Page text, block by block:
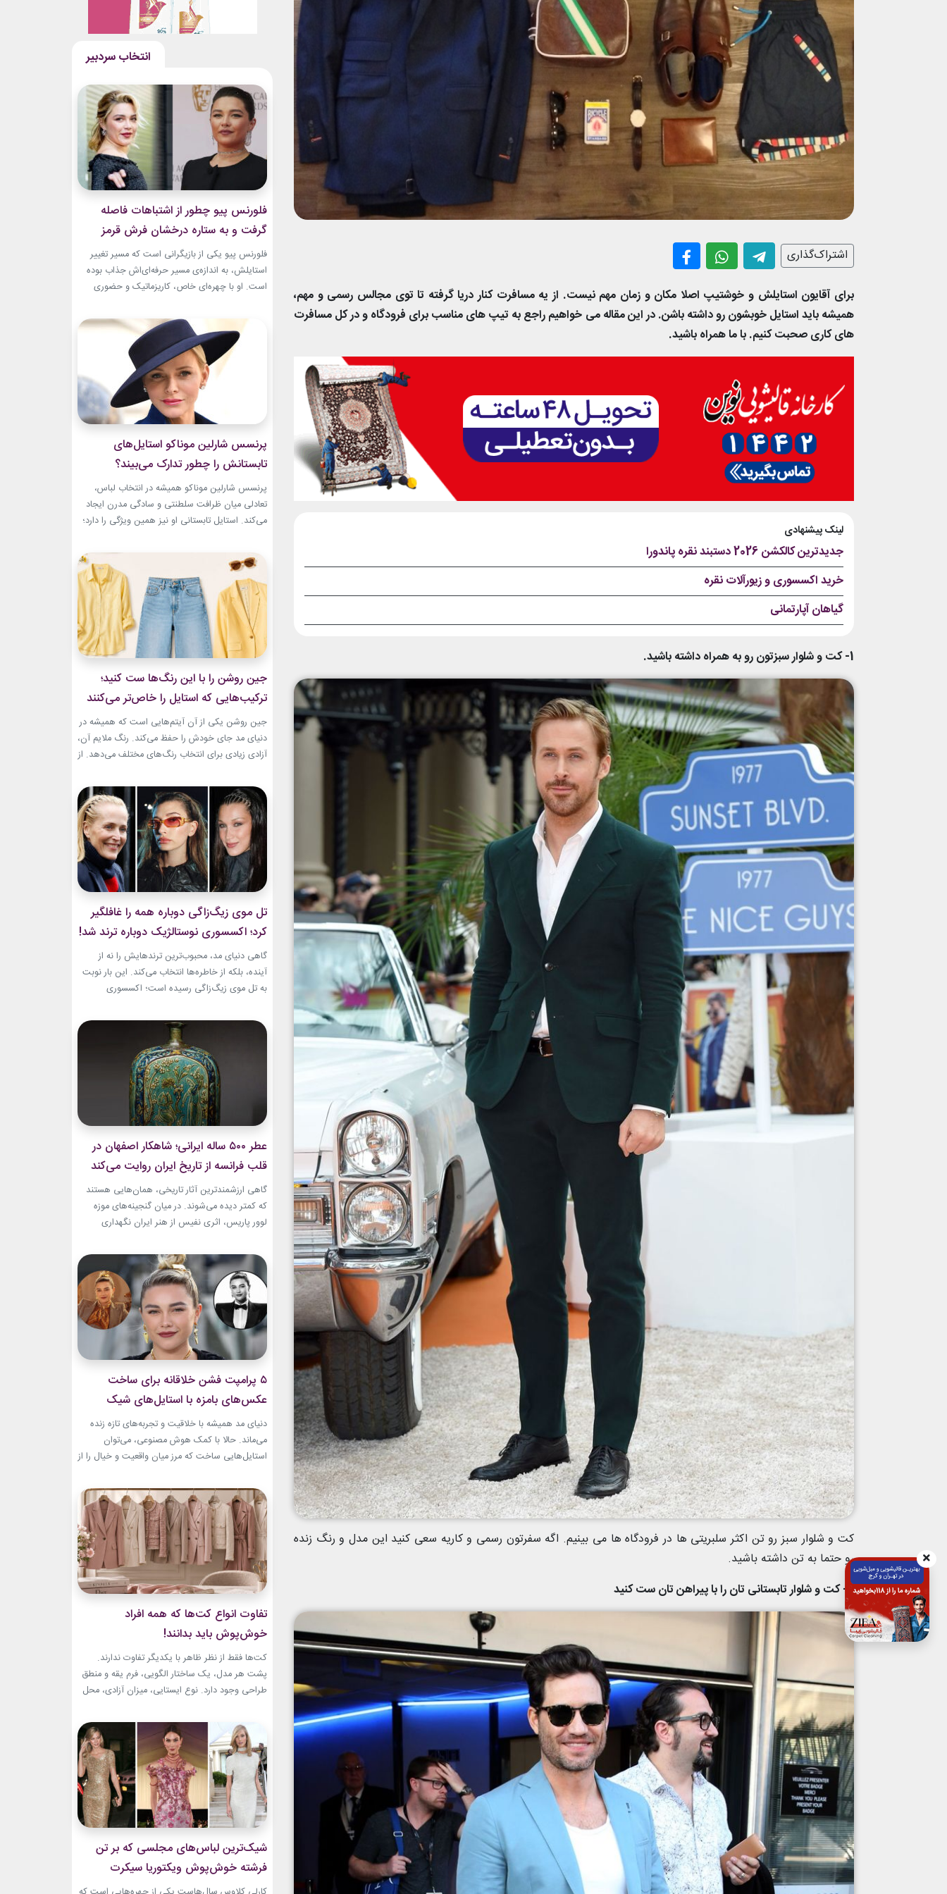
اشتراک‌گذاری
برای آقایون استایلش و خوشتیپ اصلا مکان و زمان مهم نیست. از یه مسافرت کنار دریا گرفته تا توی مجالس رسمی و مهم،
همیشه باید استایل خوبشون رو داشته باشن. در این مقاله می خواهیم راجع به تیپ های مناسب برای فرودگاه و در کل مسافرت
های کاری صحبت کنیم. با ما همراه باشید.
لینک پیشنهادی
جدیدترین کالکشن 2026 دستبند نقره پاندورا
خرید اکسسوری و زیورآلات نقره
گیاهان آپارتمانی
1- کت و شلوار سبزتون رو به همراه داشته باشید.
کت و شلوار سبز رو تن اکثر سلبریتی ها در فرودگاه ها می بینیم. اگه سفرتون رسمی و کاریه سعی کنید این مدل و رنگ زنده
رو حتما به تن داشته باشید.
2- کت و شلوار تابستانی تان را با پیراهن تان ست کنید
فلورنس پیو چطور از اشتباهات فاصله
گرفت و به ستاره درخشان فرش قرمز
تبدیل شد؟
فلورنس پیو یکی از بازیگرانی است که مسیر تغییر
استایلش، به اندازه‌ی مسیر حرفه‌ای‌اش جذاب بوده
است. او با چهره‌ای خاص، کاریزماتیک و حضوری
سال‌های ابتدایی فعالیتش هنوز زبان شخصی خود را
در مد پیدا نکرده بود.لینک پیشنهادیخرید اکسسوری
و زیورآلات نقرهگیاهان آپارتمانیجدیدترین کالکشن
پرنسس شارلین موناکو استایل‌های
تابستانش را چطور تدارک می‌بیند؟
پرنسس شارلین موناکو همیشه در انتخاب لباس،
تعادلی میان ظرافت سلطنتی و سادگی مدرن ایجاد
می‌کند. استایل تابستانی او نیز همین ویژگی را دارد؛
طراحی‌هایی که برای روزهای گرم، هم راحت هستند
و هم باشکوه. از مراسم‌های رسمی کاخ گرفته تا
حضورهای صمیمی‌تر، شارلین نشان داده که
پیراهن‌های...
جین روشن را با این رنگ‌ها ست کنید؛
ترکیب‌هایی که استایل را خاص‌تر می‌کنند
جین روشن یکی از آن آیتم‌هایی است که همیشه در
دنیای مد جای خودش را حفظ می‌کند. رنگ ملایم آن،
آزادی زیادی برای انتخاب رنگ‌های مختلف می‌دهد. از
مینیمال، جین روشن می‌تواند پایه یک ظاهر شیک و
امروزی باشد. کافی است رنگ همراه آن را درست
انتخاب...
تل موی زیگ‌زاگی دوباره همه را غافلگیر
کرد؛ اکسسوری نوستالژیک دوباره ترند شد!
گاهی دنیای مد، محبوب‌ترین ترندهایش را نه از
آینده، بلکه از خاطره‌ها انتخاب می‌کند. این بار نوبت
به تل موی زیگ‌زاگی رسیده است؛ اکسسوری‌
اوایل دهه ۲۰۰۰ به یاد دارند و حالا با ظاهری آشنا اما
جایگاهی تازه، دوباره به مرکز توجه برگشته است....
عطر ۵۰۰ ساله ایرانی؛ شاهکار اصفهان در
قلب فرانسه از تاریخ ایران روایت می‌کند
گاهی ارزشمندترین آثار تاریخی، همان‌هایی هستند
که کمتر دیده می‌شوند. در میان گنجینه‌های موزه
لوور پاریس، اثری نفیس از هنر ایران نگهداری
ذوق، زیبایی و مهارت هنرمندان عصر صفوی است.
بطری عطر صفوی در موزه لوور امروز به یکی از
جذاب‌ترین نمونه‌های هنر ایرانی تبدیل...
۵ پرامپت‌ فشن خلاقانه برای ساخت
عکس‌های بامزه با استایل‌های شیک
دنیای مد همیشه با خلاقیت و تجربه‌های تازه زنده
می‌ماند. حالا با کمک هوش مصنوعی، می‌توان
استایل‌هایی ساخت که مرز میان واقعیت و خیال را از
معرفی می‌کنیم که برای ساخت عکس‌های خاص،
بامزه و متفاوت طراحی شده‌اند. ایده‌هایی که فقط
یک تصویر زیبا نمی‌سازند؛ بلکه...
تفاوت انواع کت‌ها که همه افراد
خوش‌پوش باید بدانند!
کت‌ها فقط از نظر ظاهر با یکدیگر تفاوت ندارند.
پشت هر مدل، یک ساختار الگویی، فرم یقه و منطق
طراحی وجود دارد. نوع ایستایی، میزان آزادی، محل
کت را مشخص می‌کند. یک بلیزر حس رسمی و
شهری دارد، اما یک کت رپ یا اورسایز می‌تواند آزادی
و...
شیک‌ترین لباس‌های مجلسی که بر تن
فرشته خوش‌پوش ویکتوریا سیکرت
دیده‌ایم!